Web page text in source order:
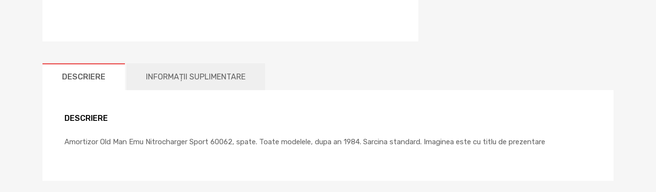
DESCRIERE INFORMAȚII SUPLIMENTARE
DESCRIERE
Amortizor Old Man Emu Nitrocharger Sport 60062, spate. Toate modelele, dupa an 1984. Sarcina standard. Imaginea este cu titlu de prezentare